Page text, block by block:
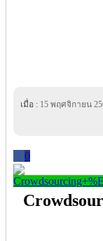
เมื่อ : 15 พฤศจิกายน
0